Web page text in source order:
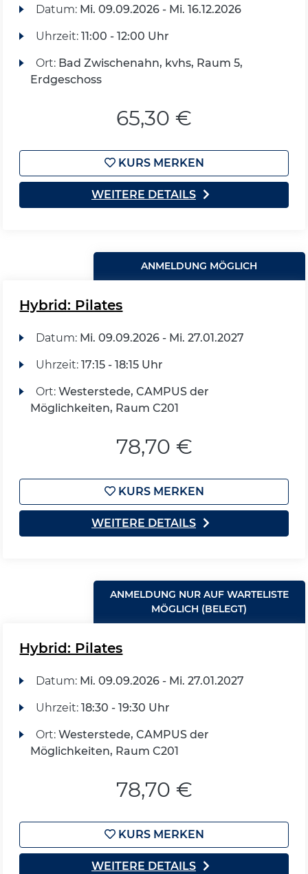
Datum: Mi. 09.09.2026 - Mi. 16.12.2026
Uhrzeit: 11:00 - 12:00 Uhr
Ort: Bad Zwischenahn, kvhs, Raum 5,
Erdgeschoss
65,30 €
KURS MERKEN
WEITERE DETAILS
ANMELDUNG MÖGLICH
Hybrid: Pilates
Datum: Mi. 09.09.2026 - Mi. 27.01.2027
Uhrzeit: 17:15 - 18:15 Uhr
Ort: Westerstede, CAMPUS der
Möglichkeiten, Raum C201
78,70 €
KURS MERKEN
WEITERE DETAILS
ANMELDUNG NUR AUF WARTELISTE
MÖGLICH (BELEGT)
Hybrid: Pilates
Datum: Mi. 09.09.2026 - Mi. 27.01.2027
Uhrzeit: 18:30 - 19:30 Uhr
Ort: Westerstede, CAMPUS der
Möglichkeiten, Raum C201
78,70 €
KURS MERKEN
WEITERE DETAILS